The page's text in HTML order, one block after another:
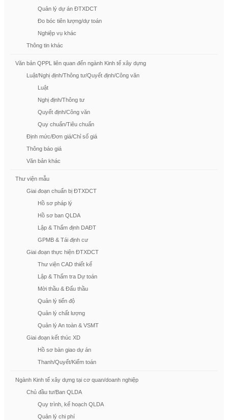
Quản lý dự án ĐTXDCT
Đo bóc tiên lượng/dự toán
Nghiệp vụ khác
Thông tin khác
Văn bản QPPL liên quan đến ngành Kinh tế xây dựng
Luật/Nghị định/Thông tư/Quyết định/Công văn
Luật
Nghị định/Thông tư
Quyết định/Công văn
Quy chuẩn/Tiêu chuẩn
Định mức/Đơn giá/Chỉ số giá
Thông báo giá
Văn bản khác
Thư viện mẫu
Giai đoạn chuẩn bị ĐTXDCT
Hồ sơ pháp lý
Hồ sơ ban QLDA
Lập & Thẩm định DAĐT
GPMB & Tái định cư
Giai đoạn thực hiện ĐTXDCT
Thư viện CAD thiết kế
Lập & Thẩm tra Dự toán
Mời thầu & Đấu thầu
Quản lý tiến độ
Quản lý chất lượng
Quản lý An toàn & VSMT
Giai đoạn kết thúc XD
Hồ sơ bàn giao dự án
Thanh/Quyết/Kiểm toán
Ngành Kinh tế xây dựng tại cơ quan/doanh nghiệp
Chủ đầu tư/Ban QLDA
Quy trình, kế hoạch QLDA
Quản lý chi phí